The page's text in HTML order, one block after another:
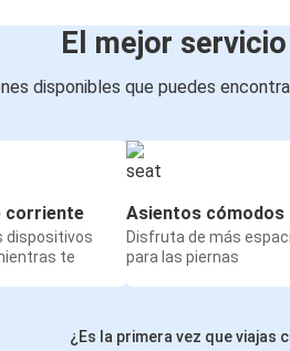
El mejor
disponibles que puedes
corriente
dispositivos
te
Asientos cómodos
Disfruta de más
para las piernas
¿Es la primera vez que viajas